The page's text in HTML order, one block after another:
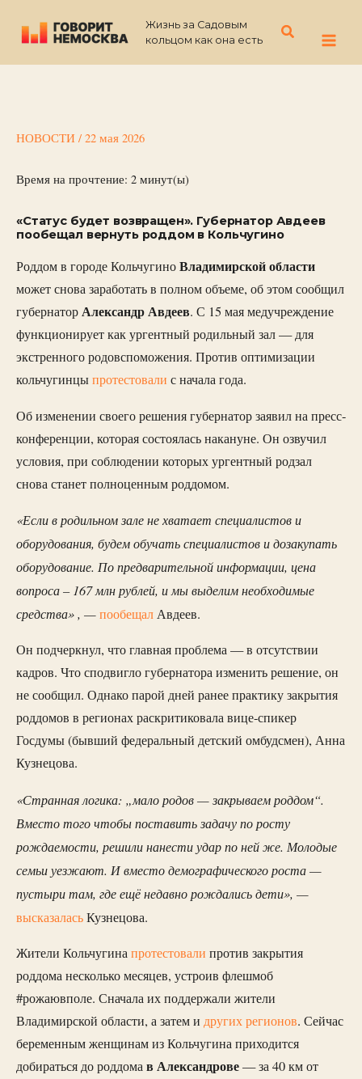
содержимому
Жизнь за Садовым
кольцом как она есть
Поиск
НОВОСТИ / 22 мая 2026
Время на прочтение: 2 минут(ы)
«Статус будет возвращен». Губернатор Авдеев
пообещал вернуть роддом в Кольчугино
Роддом в городе КольчугиноВладимирской области
может снова заработать в полном объеме, об этом сообщил
губернаторАлександр Авдеев. С 15 мая медучреждение
функционирует как ургентный родильный зал — для
экстренного родовспоможения. Против оптимизации
кольчугинцыпротестовали с начала года.
Об изменении своего решения губернатор заявил на пресс-
конференции, которая состоялась накануне. Он озвучил
условия, при соблюдении которых ургентный родзал
снова станет полноценным роддомом.
«Если в родильном зале не хватает специалистов и
оборудования, будем обучать специалистов и дозакупать
оборудование. По предварительной информации, цена
вопроса – 167 млн рублей, и мы выделим необходимые
средства» , —пообещалАвдеев.
Он подчеркнул, что главная проблема — в отсутствии
кадров. Что сподвигло губернатора изменить решение, он
не сообщил. Однако парой дней ранее практику закрытия
роддомов в регионах раскритиковала вице-спикер
Госдумы (бывший федеральный детский омбудсмен), Анна
Кузнецова.
«Странная логика: „мало родов — закрываем роддом“.
Вместо того чтобы поставить задачу по росту
рождаемости, решили нанести удар по ней же. Молодые
семьи уезжают. И вместо демографического роста —
пустыри там, где ещё недавно рождались дети», —
высказаласьКузнецова.
Жители Кольчугинапротестовали против закрытия
роддома несколько месяцев, устроив флешмоб
#рожаювполе. Сначала их поддержали жители
Владимирской области, а затем и других регионов. Сейчас
беременным женщинам из Кольчугина приходится
добираться до роддомав Александрове— за 40 км от